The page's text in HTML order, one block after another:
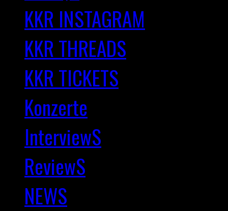
KKR INSTAGRAM
KKR THREADS
KKR TICKETS
Konzerte
InterviewS
ReviewS
NEWS